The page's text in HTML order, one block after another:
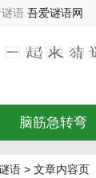
语吾爱谜语网
脑筋急转弯
语> 文章内容页